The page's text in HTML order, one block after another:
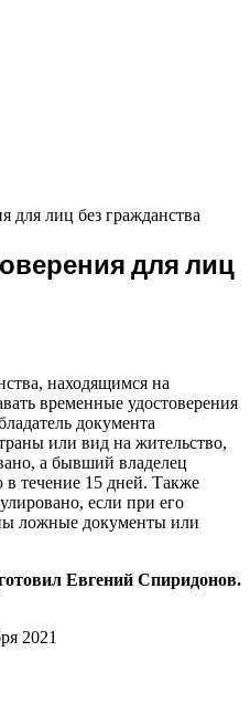
для лиц без гражданства
для лиц
находящимся на
временные удостоверения
документа
или вид на жительство,
а бывший владелец
в течение 15 дней. Также
если при его
ложные документы или
Спиридонов.
2021